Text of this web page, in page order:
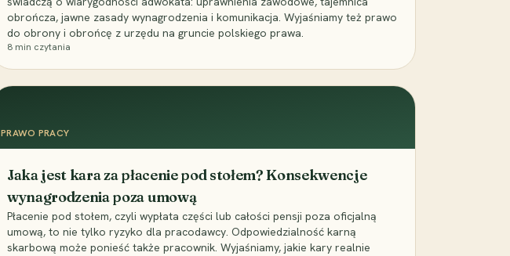
obrończa, jawne zasady wynagrodzenia i komunikacja. Wyjaśniamy też prawo
do obrony i obrońcę z urzędu na gruncie polskiego prawa.
8 min czytania
PRAWO PRACY
Jaka jest kara za płacenie pod stołem? Konsekwencje
wynagrodzenia poza umową
Płacenie pod stołem, czyli wypłata części lub całości pensji poza oficjalną
umową, to nie tylko ryzyko dla pracodawcy. Odpowiedzialność karną
skarbową może ponieść także pracownik. Wyjaśniamy, jakie kary realnie